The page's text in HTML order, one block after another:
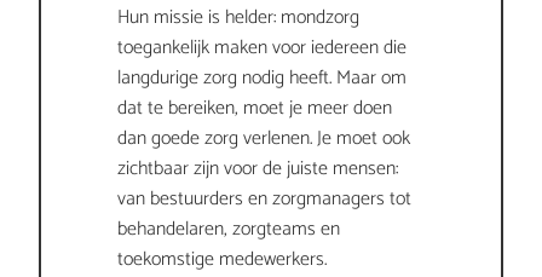
Hun missie is helder: mondzorg
toegankelijk maken voor iedereen die
langdurige zorg nodig heeft. Maar om
dat te bereiken, moet je meer doen
dan goede zorg verlenen. Je moet ook
zichtbaar zijn voor de juiste mensen:
van bestuurders en zorgmanagers tot
behandelaren, zorgteams en
toekomstige medewerkers.